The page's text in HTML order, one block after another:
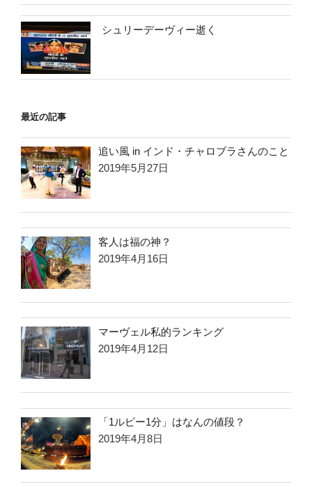
シュリーデーヴィー逝く
最近の記事
追い風 in インド・チャロブラさんのこと
2019年5月27日
客人は福の神？
2019年4月16日
マーヴェル私的ランキング
2019年4月12日
「1ルピー1分」はなんの値段？
2019年4月8日